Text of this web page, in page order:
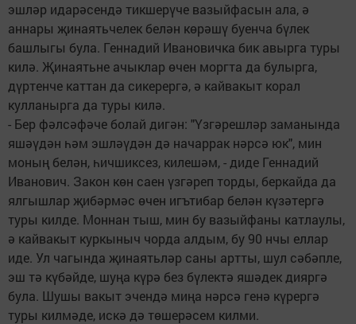
эшләр идарәсендә тикшерүче вазыйфасын ала, ә
аннары җинаятьчелек белән көрәшү буенча бүлек
башлыгы була. Геннадий Ивановичка бик авырга туры
килә. Җинаятьне ачыклар өчен моргта да булырга,
дүртенче каттан да сикерергә, ә кайвакыт корал
кулланырга да туры килә.
- Бер фәлсәфәче болай дигән: "Үзгәрешләр заманында
яшәүдән һәм эшләүдән дә начаррак нәрсә юк", мин
моның белән, һичшиксез, килешәм, - диде Геннадий
Иванович. Закон көн саен үзгәреп торды, беркайда да
ялгышлар җибәрмәс өчен игътибар белән күзәтергә
туры килде. Моннан тыш, мин бу вазыйфаны катлаулы,
ә кайвакыт куркыныч чорда алдым, бу 90 нчы еллар
иде. Ул чагында җинаятьләр саны артты, шул сәбәпле,
эш тә күбәйде, шуңа күрә без бүлектә яшәдек дияргә
була. Шушы вакыт эчендә миңа нәрсә генә күрергә
туры килмәде, искә дә төшерәсем килми.